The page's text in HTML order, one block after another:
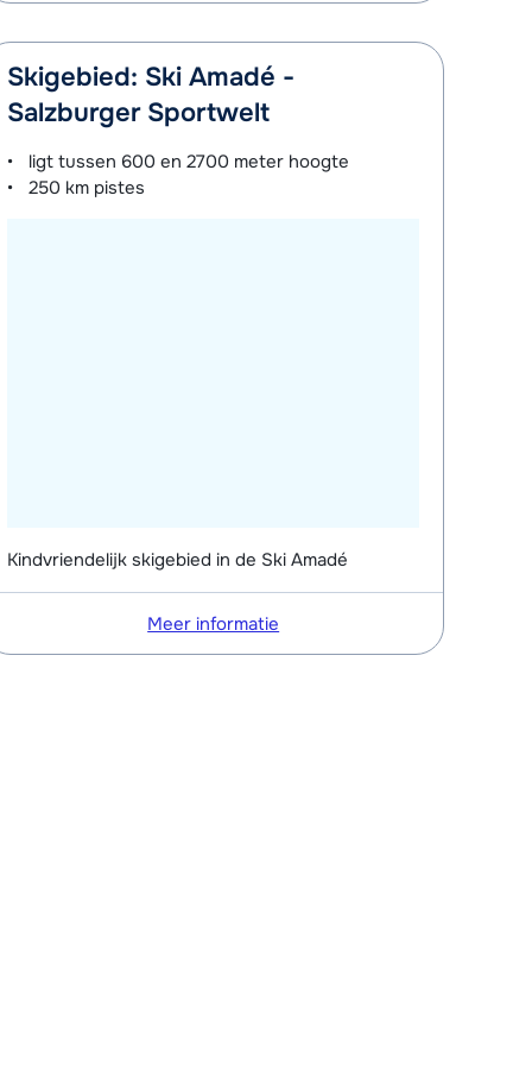
Skigebied: Ski Amadé -
Salzburger Sportwelt
ligt tussen 600 en 2700 meter hoogte
250 km pistes
Kindvriendelijk skigebied in de Ski Amadé
Meer informatie